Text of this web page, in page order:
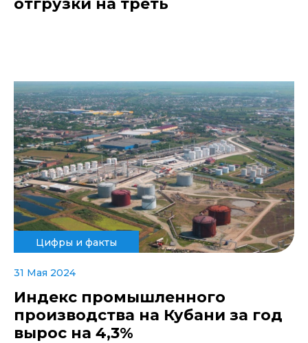
отгрузки на треть
Цифры и факты
31 Мая 2024
Индекс промышленного
производства на Кубани за год
вырос на 4,3%